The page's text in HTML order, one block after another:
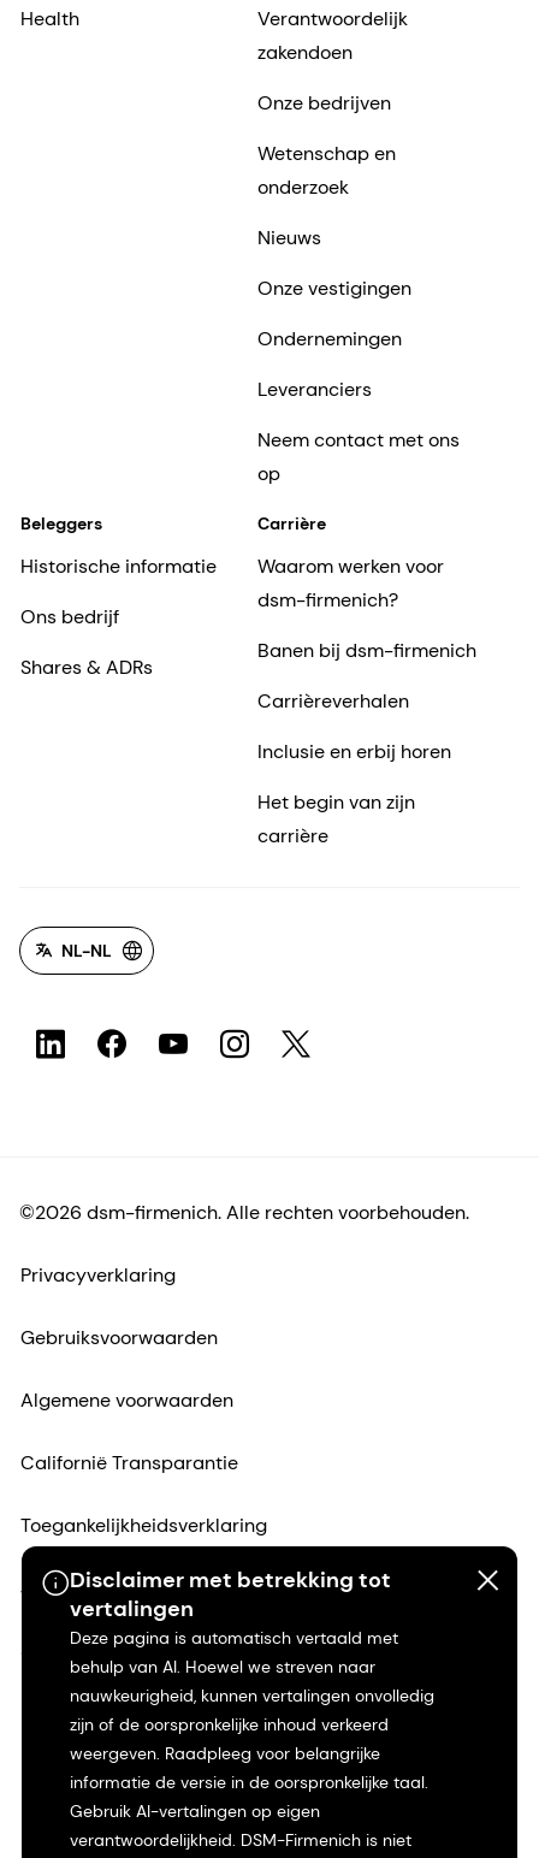
Disclaimer met betrekking tot
vertalingen
Deze pagina is automatisch vertaald met
behulp van AI. Hoewel we streven naar
nauwkeurigheid, kunnen vertalingen onvolledig
zijn of de oorspronkelijke inhoud verkeerd
weergeven. Raadpleeg voor belangrijke
informatie de versie in de oorspronkelijke taal.
Gebruik AI-vertalingen op eigen
verantwoordelijkheid. DSM-Firmenich is niet
Health
Verantwoordelijk
zakendoen
Onze bedrijven
Wetenschap en
onderzoek
Nieuws
Onze vestigingen
Ondernemingen
Leveranciers
Neem contact met ons
op
Beleggers
Historische informatie
Ons bedrijf
Shares & ADRs
Carrière
Waarom werken voor
dsm-firmenich?
Banen bij dsm-firmenich
Carrièreverhalen
Inclusie en erbij horen
Het begin van zijn
carrière
NL-NL
©2026 dsm-firmenich. Alle rechten voorbehouden.
Privacyverklaring
Gebruiksvoorwaarden
Algemene voorwaarden
Californië Transparantie
Toegankelijkheidsverklaring
Juridische informatie
Sitemap